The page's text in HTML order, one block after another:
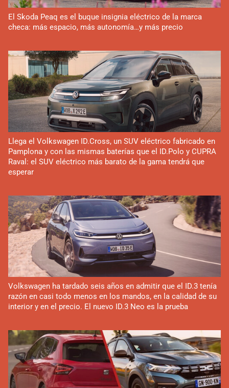
El Skoda Peaq es el buque insignia eléctrico de la marca
checa: más espacio, más autonomía…y más precio
Llega el Volkswagen ID.Cross, un SUV eléctrico fabricado en
Pamplona y con las mismas baterías que el ID.Polo y CUPRA
Raval: el SUV eléctrico más barato de la gama tendrá que
esperar
Volkswagen ha tardado seis años en admitir que el ID.3 tenía
razón en casi todo menos en los mandos, en la calidad de su
interior y en el precio. El nuevo ID.3 Neo es la prueba